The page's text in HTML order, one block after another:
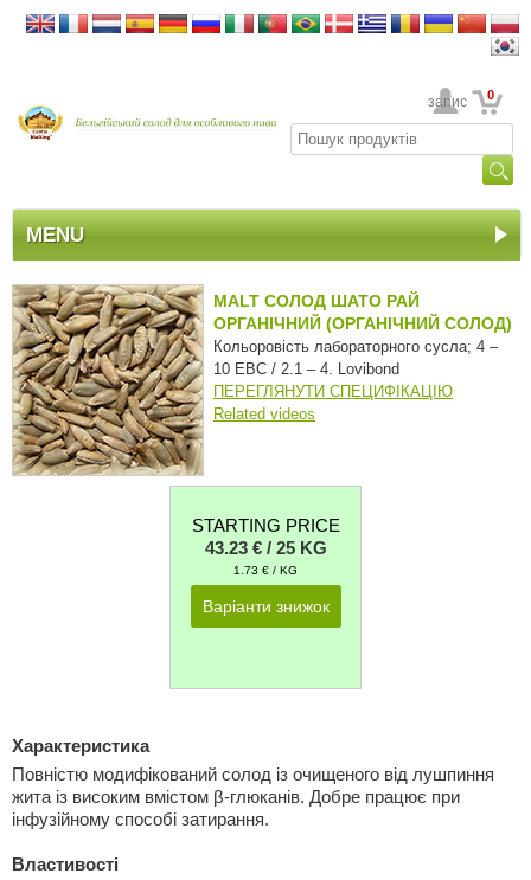
Ваш обліковий запис 0
MENU
MALT СОЛОД ШАТО РАЙ
ОРГАНІЧНИЙ (ОРГАНІЧНИЙ СОЛОД)
Кольоровість лабораторного сусла; 4 –
10 EBC / 2.1 – 4. Lovibond
ПЕРЕГЛЯНУТИ СПЕЦИФІКАЦІЮ
Related videos
STARTING PRICE
43.23 € / 25 KG
1.73 € / KG
Варіанти знижок
Характеристика
Повністю модифікований солод із очищеного від лушпиння
жита із високим вмістом β-глюканів. Добре працює при
інфузійному способі затирання.
Властивості